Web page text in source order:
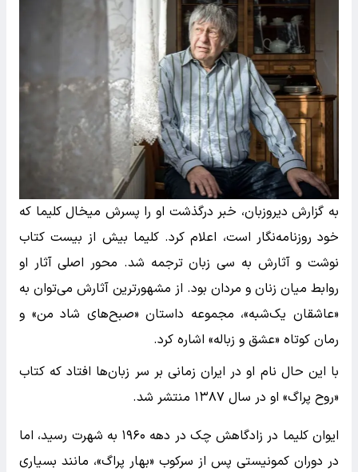
به گزارش دیروزبان، خبر درگذشت او را پسرش میخال کلیما که
خود روزنامه‌نگار است، اعلام کرد. کلیما بیش از بیست کتاب
نوشت و آثارش به سی زبان ترجمه شد. محور اصلی آثار او
روابط میان زنان و مردان بود. از مشهورترین آثارش می‌توان به
«عاشقان یک‌شبه»، مجموعه داستان «صبح‌های شاد من» و
رمان کوتاه «عشق و زباله» اشاره کرد.
با این حال نام او در ایران زمانی بر سر زبان‌ها افتاد که کتاب
«روح پراگ» او در سال ۱۳۸۷ منتشر شد.
ایوان کلیما در زادگاهش چک در دهه ۱۹۶۰ به شهرت رسید، اما
در دوران کمونیستی پس از سرکوب «بهار پراگ»، مانند بسیاری